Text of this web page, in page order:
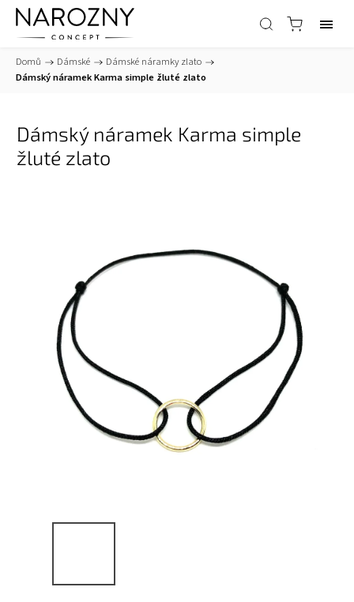
Domů / Dámské / Dámské náramky zlato /
Dámský náramek Karma simple žluté zlato
Dámský náramek Karma simple
žluté zlato